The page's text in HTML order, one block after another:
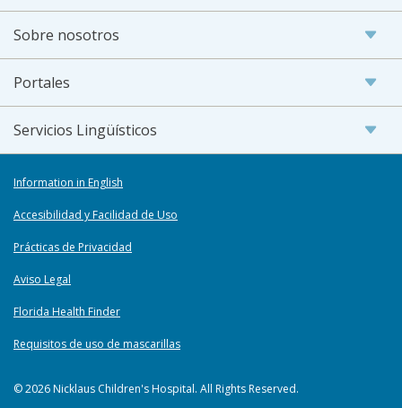
Sobre nosotros
Portales
Servicios Lingüísticos
Information in English
Accesibilidad y Facilidad de Uso
Prácticas de Privacidad
Aviso Legal
Florida Health Finder
Requisitos de uso de mascarillas
© 2026 Nicklaus Children's Hospital. All Rights Reserved.